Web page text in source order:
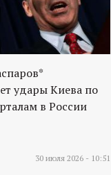
удары Киева по
в России
30 июля 2026 - 10:51